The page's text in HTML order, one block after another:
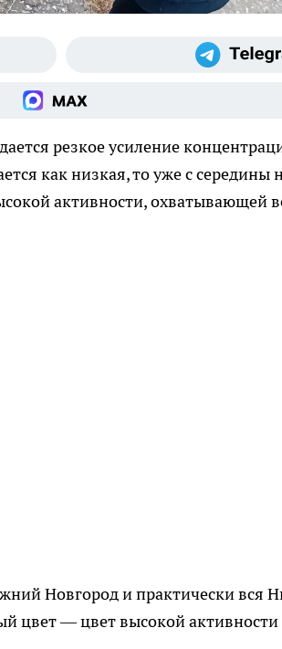
резкое усиление
как низкая, то уже с середины
активности, охватывающей
Новгород и практически вся
цвет — цвет высокой активности